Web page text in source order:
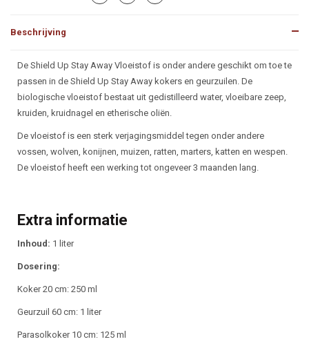
Beschrijving
Beschrijving
De Shield Up Stay Away Vloeistof is onder andere geschikt om toe te
passen in de Shield Up Stay Away kokers en geurzuilen. De
biologische vloeistof bestaat uit gedistilleerd water, vloeibare zeep,
kruiden, kruidnagel en etherische oliën.
De vloeistof is een sterk verjagingsmiddel tegen onder andere
vossen, wolven, konijnen, muizen, ratten, marters, katten en wespen.
De vloeistof heeft een werking tot ongeveer 3 maanden lang.
Extra informatie
Inhoud: 1 liter
Dosering:
Koker 20 cm: 250 ml
Geurzuil 60 cm: 1 liter
Parasolkoker 10 cm: 125 ml